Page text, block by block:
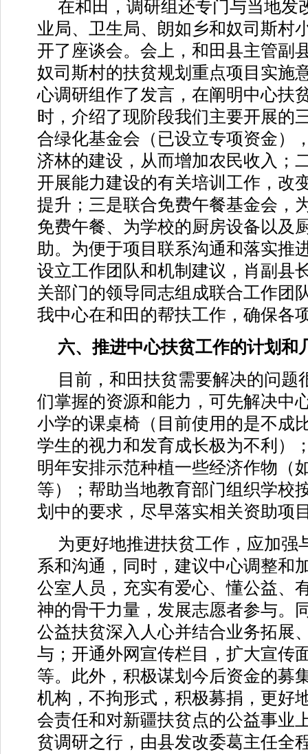
在和田，调研组还专门与当地发
业局、卫生局、朗如乡和奴司斯村
开了座谈会。会上，和田县主管副
奴司斯村的扶贫规划重点项目实施
心调研组作了发言，在阐明中心扶
时，介绍了现阶段我们主要开展的
合绿化基金会（已设立专项资金）
济林的建设，从而增加农民收入；
开展能力建设的有关培训工作，改
提升；三是联合免费午餐基金会，
免费午餐、为学校的厨房设备以及
助。为便于项目联系沟通和落实推
设立工作团队和机制建议，肖副县
关部门的领导同志组成联合工作团
我中心在和田的帮扶工作，确保各
六、推进中心扶贫工作的计划和
目前，和田扶贫需要解决的问题
们掌握的资源和能力，可先解决中
小学的课桌椅（目前使用的是不成
学生的视力和发育成长极为不利）
明年安排示范种植一些经济作物（
等）；帮助当地教育部门组织学校
划中的要求，尽早落实相关资助项
为更好地推进扶贫工作，应加强
系和沟通，同时，建议中心调整和
公室人员，充实有爱心、懂公益、
神的骨干力量，发展志愿者参与。
公益扶贫深入人心并结合业务拓展
与；开通外网宣传栏目，扩大宣传
等。此外，积极谋划今后资金的募
机构，不拘形式，积极募捐，更好
会责任和对新疆扶贫点的公益事业
贫调研之行，由县发改委葛主任全